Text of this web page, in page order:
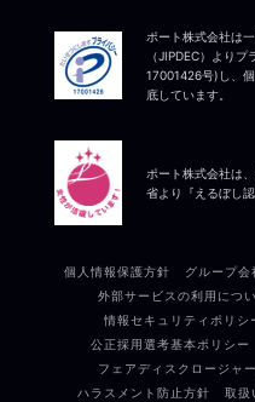
ポート株式会社は
（JIPDEC）より
17001426号)し、
底しています。
ポート株式会社は
省より『えるぼし
個人情報保護方針 グループ会
外部サービスの利用につ
情報セキュリティポリシ
公正採用選考基本ポリシー
フェアディスクロージャ
ハラスメント防止方針
取扱